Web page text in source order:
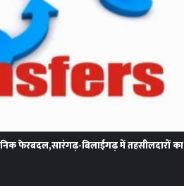
फेरबदल,सारंगढ़-बिलाईगढ़ में तहसीलदारों का